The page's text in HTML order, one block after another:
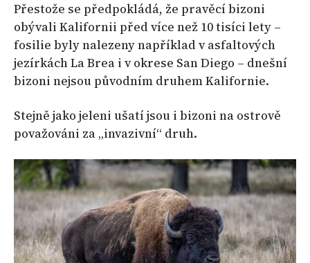
Přestože se předpokládá, že pravěcí bizoni
obývali Kalifornii před více než 10 tisíci lety –
fosilie byly nalezeny například v asfaltových
jezírkách La Brea i v okrese San Diego – dnešní
bizoni nejsou původním druhem Kalifornie.
Stejně jako jeleni ušatí jsou i bizoni na ostrově
považováni za „invazivní“ druh.